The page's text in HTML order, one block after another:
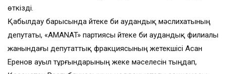
өткізді.
Қабылдау барысында Әйтеке би аудандық мәслихатының
депутаты, «AMANAT» партиясы Әйтеке би аудандық филиалы
жанындағы депутаттық фракциясының жетекшісі Асан
Еренов ауыл тұрғындарының жеке мәселесін тыңдап,